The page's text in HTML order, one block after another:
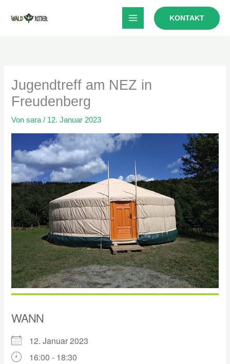
Inhalt
KONTAKT
Jugendtreff am NEZ in
Freudenberg
Vonsara/ 12. Januar 2023
WANN
12. Januar 2023
16:00 - 18:30